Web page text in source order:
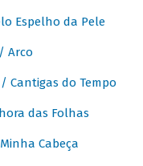
Espelho da Pele
/ Arco
/ Cantigas do Tempo
das Folhas
Cabeça